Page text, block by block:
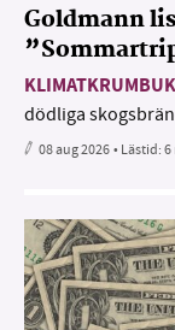
Goldmann
dödliga
08 aug 2026• Lästid:6